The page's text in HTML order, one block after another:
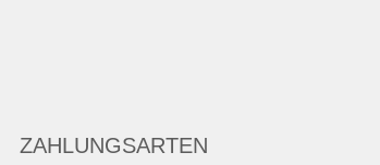
ZAHLUNGSARTEN